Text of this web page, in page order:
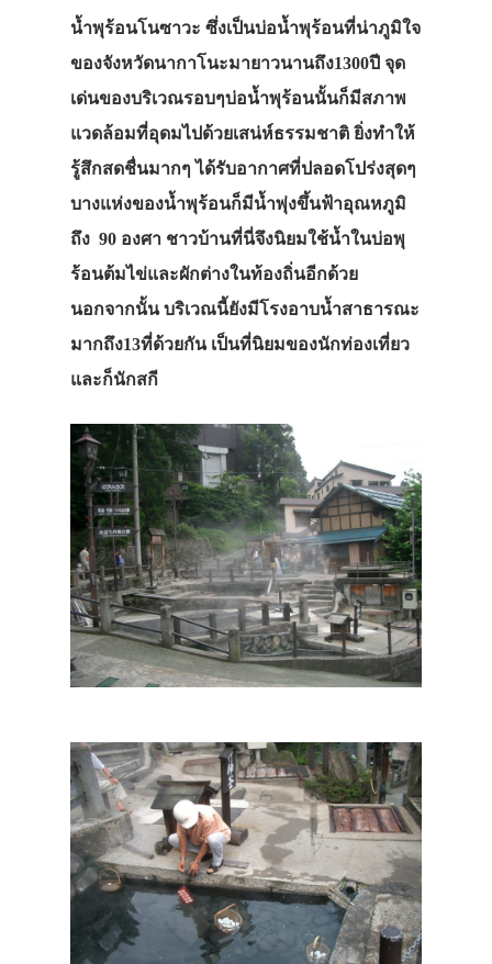
น้ำพุร้อนโนซาวะ ซึ่งเป็นบ่อน้ำพุร้อนที่น่าภูมิใจ
ของจังหวัดนากาโนะมายาวนานถึง1300ปี จุด
เด่นของบริเวณรอบๆบ่อน้ำพุร้อนนั้นก็มีสภาพ
แวดล้อมที่อุดมไปด้วยเสน่ห์ธรรมชาติ ยิ่งทำให้
รู้สึกสดชื่นมากๆ ได้รับอากาศที่ปลอดโปร่งสุดๆ
บางแห่งของน้ำพุร้อนก็มีน้ำพุ่งขึ้นฟ้าอุณหภูมิ
ถึง 90 องศา ชาวบ้านที่นี่จึงนิยมใช้น้ำในบ่อพุ
ร้อนต้มไข่และผักต่างในท้องถิ่นอีกด้วย
นอกจากนั้น บริเวณนี้ยังมีโรงอาบน้ำสาธารณะ
มากถึง13ที่ด้วยกัน เป็นที่นิยมของนักท่องเที่ยว
และก็นักสกี